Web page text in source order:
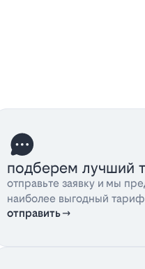
подберем лучший
отправьте заявку и мы
наиболее выгодный тариф
отправить